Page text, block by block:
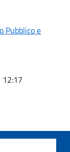
Pubblico e
12:17